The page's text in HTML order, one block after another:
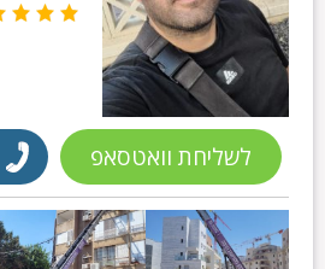
לשליחת וואטסאפ